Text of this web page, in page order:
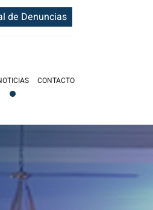
de Denuncias
CONTACTO